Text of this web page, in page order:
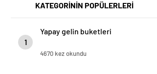
KATEGORİNİN POPÜLERLERİ
1
Yapay gelin buketleri
4670 kez okundu